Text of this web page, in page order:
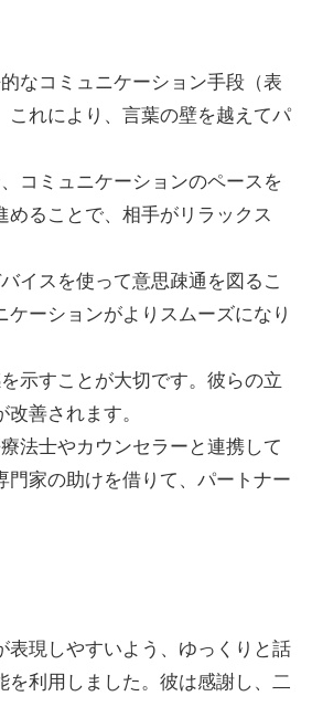
なコミュニケーション手段（表
これにより、言葉の壁を越えてパ
コミュニケーションのペースを
ることで、相手がリラックス
イスを使って意思疎通を図るこ
ーションがよりスムーズになり
示すことが大切です。彼らの立
善されます。
法士やカウンセラーと連携して
家の助けを借りて、パートナー
表現しやすいよう、ゆっくりと話
利用しました。彼は感謝し、二